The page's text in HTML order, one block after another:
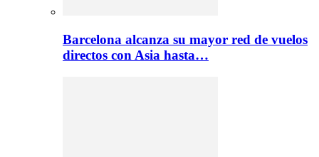
Barcelona alcanza su mayor red de vuelos
directos con Asia hasta…